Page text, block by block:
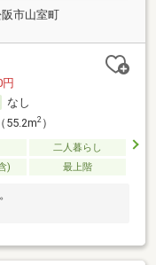
市山室町
なし
55.2m2）
二人暮らし
) 最上階